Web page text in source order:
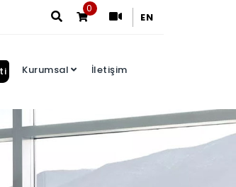
0
EN
Kurumsal İletişim
Sonuçları